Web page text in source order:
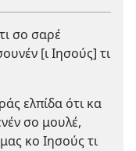
σο σαρέ
[ι Ιησούς] τι
ελπίδα ότι κα
σο μουλέ,
κο Ιησούς τι